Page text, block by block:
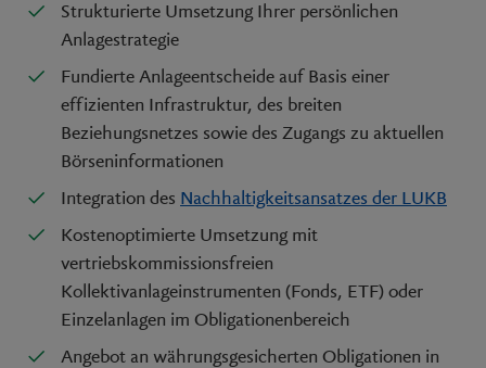
Strukturierte Umsetzung Ihrer persönlichen
Anlagestrategie
Fundierte Anlageentscheide auf Basis einer
effizienten Infrastruktur, des breiten
Beziehungsnetzes sowie des Zugangs zu aktuellen
Börseninformationen
Integration des Nachhaltigkeitsansatzes der LUKB
Kostenoptimierte Umsetzung mit
vertriebskommissionsfreien
Kollektivanlageinstrumenten (Fonds, ETF) oder
Einzelanlagen im Obligationenbereich
Angebot an währungsgesicherten Obligationen in